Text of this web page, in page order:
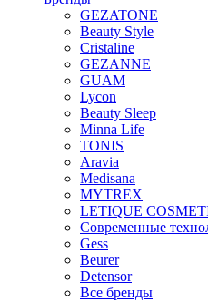
GEZATONE
Beauty Style
Cristaline
GEZANNE
GUAM
Lycon
Beauty Sleep
Minna Life
TONIS
Aravia
Medisana
MYTREX
LETIQUE
Современные
Gess
Beurer
Detensor
Все бренды